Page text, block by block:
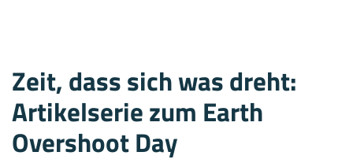
Zeit, dass sich was dreht:
Artikelserie zum Earth
Overshoot Day